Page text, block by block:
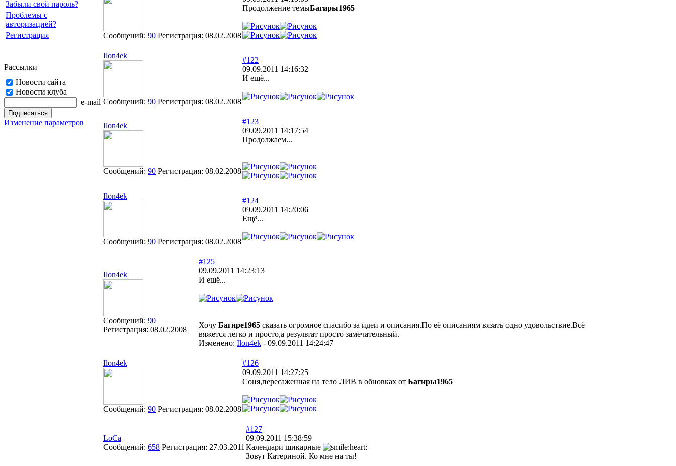
Забыли свой пароль?
Проблемы с
авторизацией?
Регистрация
Рассылки
Новости сайта
Новости клуба
e-mail
Изменение параметров
Сообщений: 90 Регистрация: 08.02.2008
Продолжение темыБагиры1965
Ilon4ek
Сообщений: 90 Регистрация: 08.02.2008
#122
09.09.2011 14:16:32
И ещё...
Ilon4ek
Сообщений: 90 Регистрация: 08.02.2008
#123
09.09.2011 14:17:54
Продолжаем...
Ilon4ek
Сообщений: 90 Регистрация: 08.02.2008
#124
09.09.2011 14:20:06
Ещё...
Ilon4ek
Сообщений: 90
Регистрация: 08.02.2008
#125
09.09.2011 14:23:13
И ещё...
Хочу Багире1965 сказать огромное спасибо за идеи и описания.По её описаниям вязать одно удовольствие.Всё
вяжется легко и просто,а результат просто замечательный.
Изменено: Ilon4ek - 09.09.2011 14:24:47
Ilon4ek
Сообщений: 90 Регистрация: 08.02.2008
#126
09.09.2011 14:27:25
Соня,пересаженная на тело ЛИВ в обновках от Багиры1965
LoCa
Сообщений: 658 Регистрация: 27.03.2011
#127
09.09.2011 15:38:59
Календари шикарные
Зовут Катериной. Ко мне на ты!